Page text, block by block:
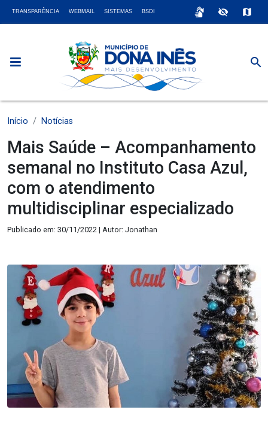
TRANSPARÊNCIA WEBMAIL SISTEMAS BSDI sign_language visibility_off map
search
Início Notícias
Mais Saúde – Acompanhamento
semanal no Instituto Casa Azul,
com o atendimento
multidisciplinar especializado
Publicado em: 30/11/2022 | Autor: Jonathan